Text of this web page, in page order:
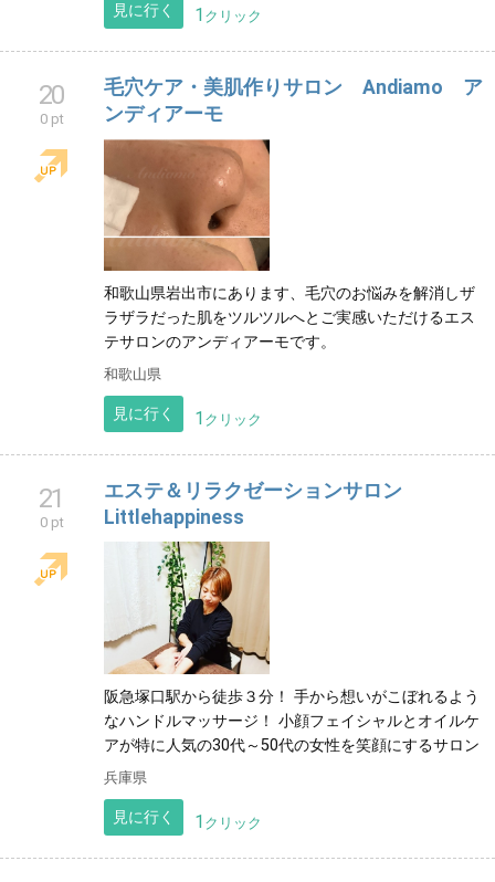
見に行く 1 クリック
20
0 pt
毛穴ケア・美肌作りサロン Andiamo ア
ンディアーモ
和歌山県岩出市にあります、毛穴のお悩みを解消しザ
ラザラだった肌をツルツルへとご実感いただけるエス
テサロンのアンディアーモです。
和歌山県
見に行く 1 クリック
21
0 pt
エステ＆リラクゼーションサロン
Littlehappiness
阪急塚口駅から徒歩３分！ 手から想いがこぼれるよう
なハンドルマッサージ！ 小顔フェイシャルとオイルケ
アが特に人気の30代～50代の女性を笑顔にするサロン
兵庫県
見に行く 1 クリック